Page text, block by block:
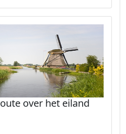
over het eiland